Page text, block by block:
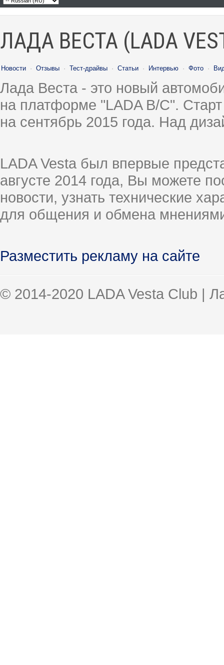
ЛАДА ВЕСТА (LADA
Новости · Отзывы · Тест-драйвы · Статьи · Интервью · Фото ·
Лада Веста - это новый
на платформе "LADA B/C".
на сентябрь 2015 года. Над
LADA Vesta был впервые
августе 2014 года, Вы можете
новости, узнать технические
для общения и обмена
Разместить рекламу на сайте
© 2014-2020 LADA Vesta Club |